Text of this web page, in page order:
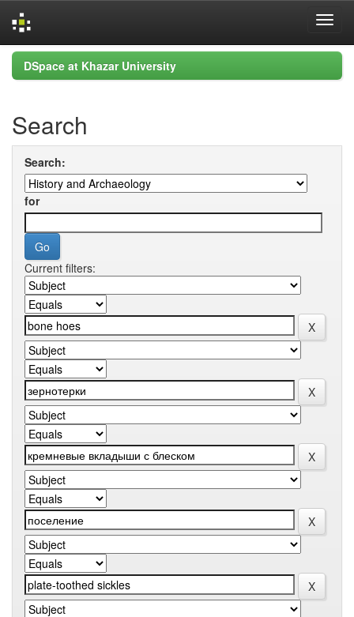
Skip
navigation
DSpace at Khazar University
Search
Search:
for
Current filters: